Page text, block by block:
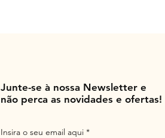
Junte-se à nossa Newsletter e
não perca as novidades e ofertas!
Insira o seu email aqui